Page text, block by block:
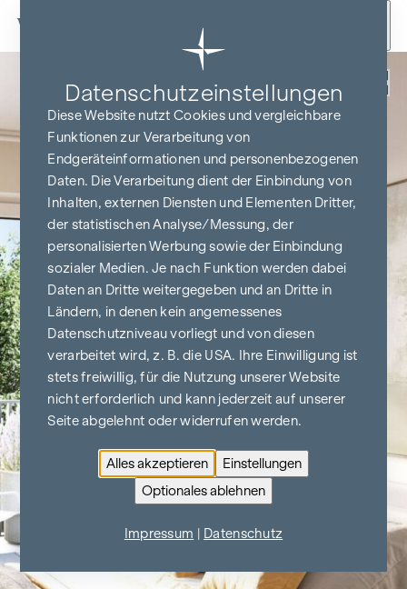
Zum Inhalt springen
Datenschutz­einstellungen
Diese Website nutzt Cookies und vergleichbare
Funktionen zur Verarbeitung von
Endgeräteinformationen und personenbezogenen
Daten. Die Verarbeitung dient der Einbindung von
Inhalten, externen Diensten und Elementen Dritter,
der statistischen Analyse/Messung, der
personalisierten Werbung sowie der Einbindung
sozialer Medien. Je nach Funktion werden dabei
Daten an Dritte weitergegeben und an Dritte in
Ländern, in denen kein angemessenes
Datenschutzniveau vorliegt und von diesen
verarbeitet wird, z. B. die USA. Ihre Einwilligung ist
stets freiwillig, für die Nutzung unserer Website
nicht erforderlich und kann jederzeit auf unserer
Seite abgelehnt oder widerrufen werden.
Alles akzeptieren
Einstellungen
Optionales ablehnen
Impressum Datenschutz